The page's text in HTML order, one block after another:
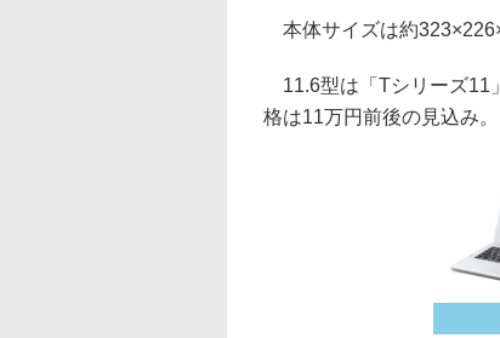
本体サイズは約
11.6型は「Tシリーズ11
格は11万円前後の見込み。